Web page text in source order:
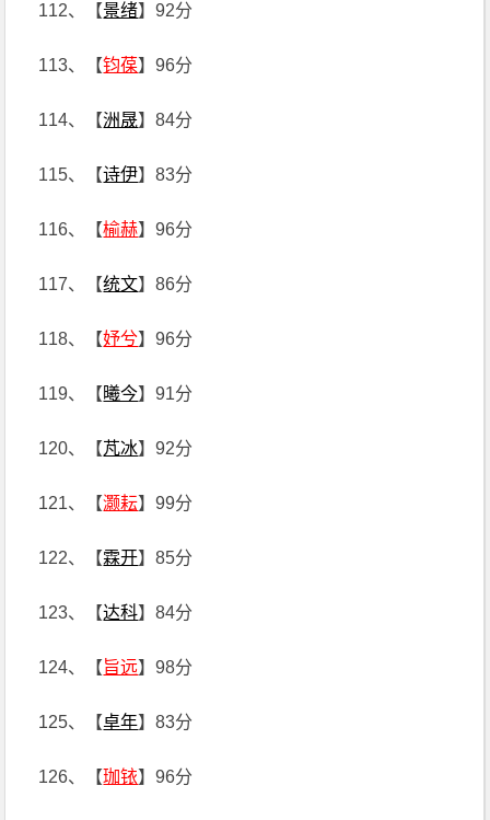
112、【景绪】92分
113、【钧葆】96分
114、【洲晟】84分
115、【诗伊】83分
116、【榆赫】96分
117、【统文】86分
118、【妤兮】96分
119、【曦今】91分
120、【芃冰】92分
121、【灏耘】99分
122、【霖开】85分
123、【达科】84分
124、【旨远】98分
125、【卓年】83分
126、【珈铱】96分